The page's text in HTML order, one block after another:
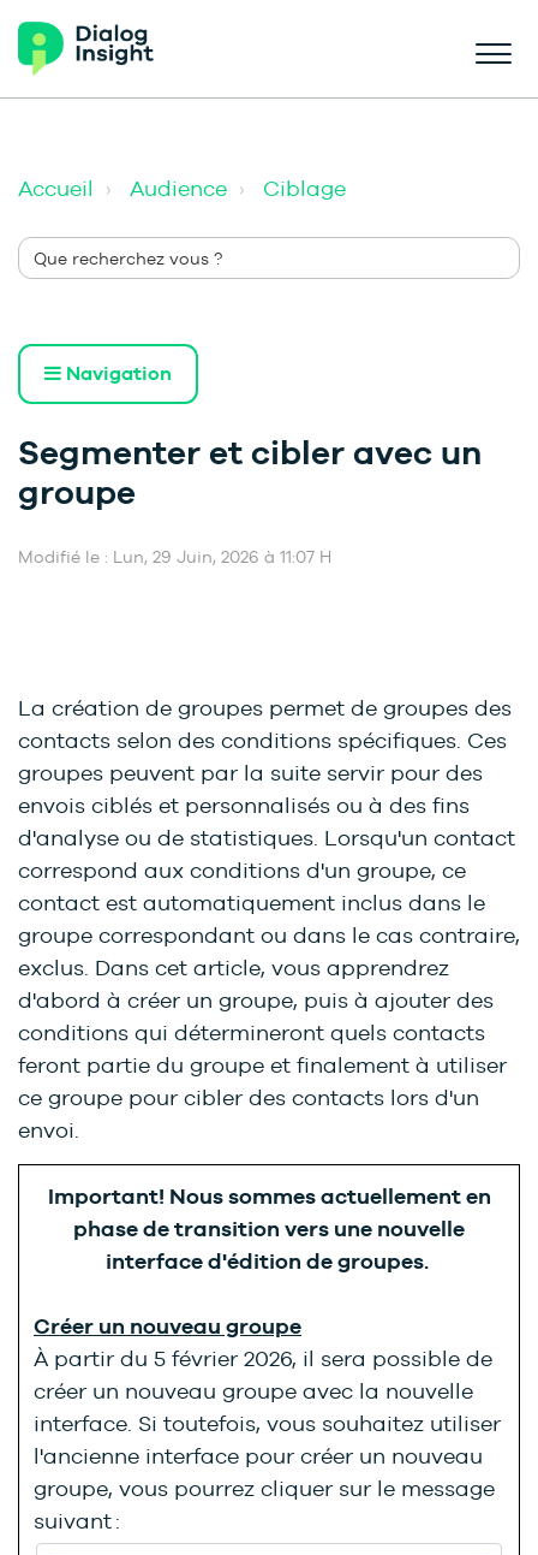
Accueil Audience Ciblage
Navigation
Segmenter et cibler avec un
groupe
Modifié le : Lun, 29 Juin, 2026 à 11:07 H
La création de groupes permet de groupes des
contacts selon des conditions spécifiques. Ces
groupes peuvent par la suite servir pour des
envois ciblés et personnalisés ou à des fins
d'analyse ou de statistiques. Lorsqu'un contact
correspond aux conditions d'un groupe, ce
contact est automatiquement inclus dans le
groupe correspondant ou dans le cas contraire,
exclus. Dans cet article, vous apprendrez
d'abord à créer un groupe, puis à ajouter des
conditions qui détermineront quels contacts
feront partie du groupe et finalement à utiliser
ce groupe pour cibler des contacts lors d'un
envoi.
Important! Nous sommes actuellement en
phase de transition vers une nouvelle
interface d'édition de groupes.
Créer un nouveau groupe
À partir du 5 février 2026, il sera possible de
créer un nouveau groupe avec la nouvelle
interface. Si toutefois, vous souhaitez utiliser
l'ancienne interface pour créer un nouveau
groupe, vous pourrez cliquer sur le message
suivant :